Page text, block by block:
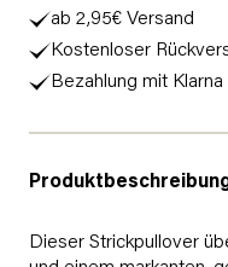
ab 2,95€ Versand
Kostenloser
Bezahlung mit
Dieser Strickpullover